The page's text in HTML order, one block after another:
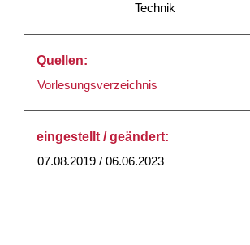
Technik
Quellen:
Vorlesungsverzeichnis
eingestellt / geändert:
07.08.2019 / 06.06.2023